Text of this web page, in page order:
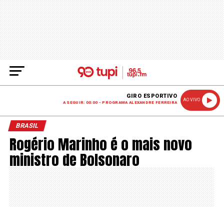
GIRO ESPORTIVO
A SEGUIR: 00:00 - PROGRAMA ALEXANDRE FERREIRA
AO VIVO
BRASIL
Rogério Marinho é o mais novo
ministro de Bolsonaro